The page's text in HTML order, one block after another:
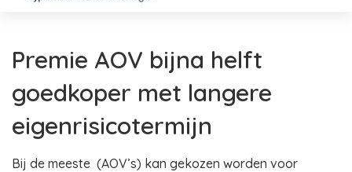
Premie AOV bijna helft
goedkoper met langere
eigenrisicotermijn
Bij de meeste (AOV’s) kan gekozen worden voor